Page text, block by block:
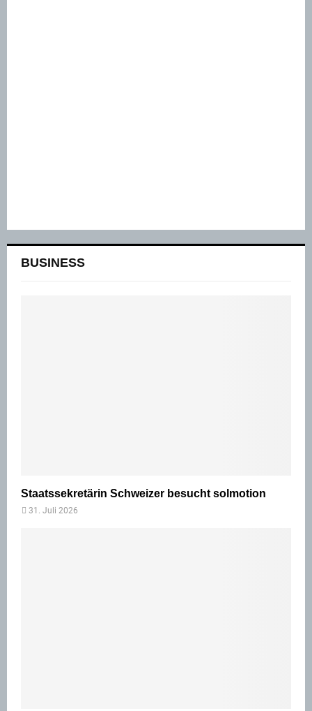
BUSINESS
Staatssekretärin Schweizer besucht solmotion
31. Juli 2026